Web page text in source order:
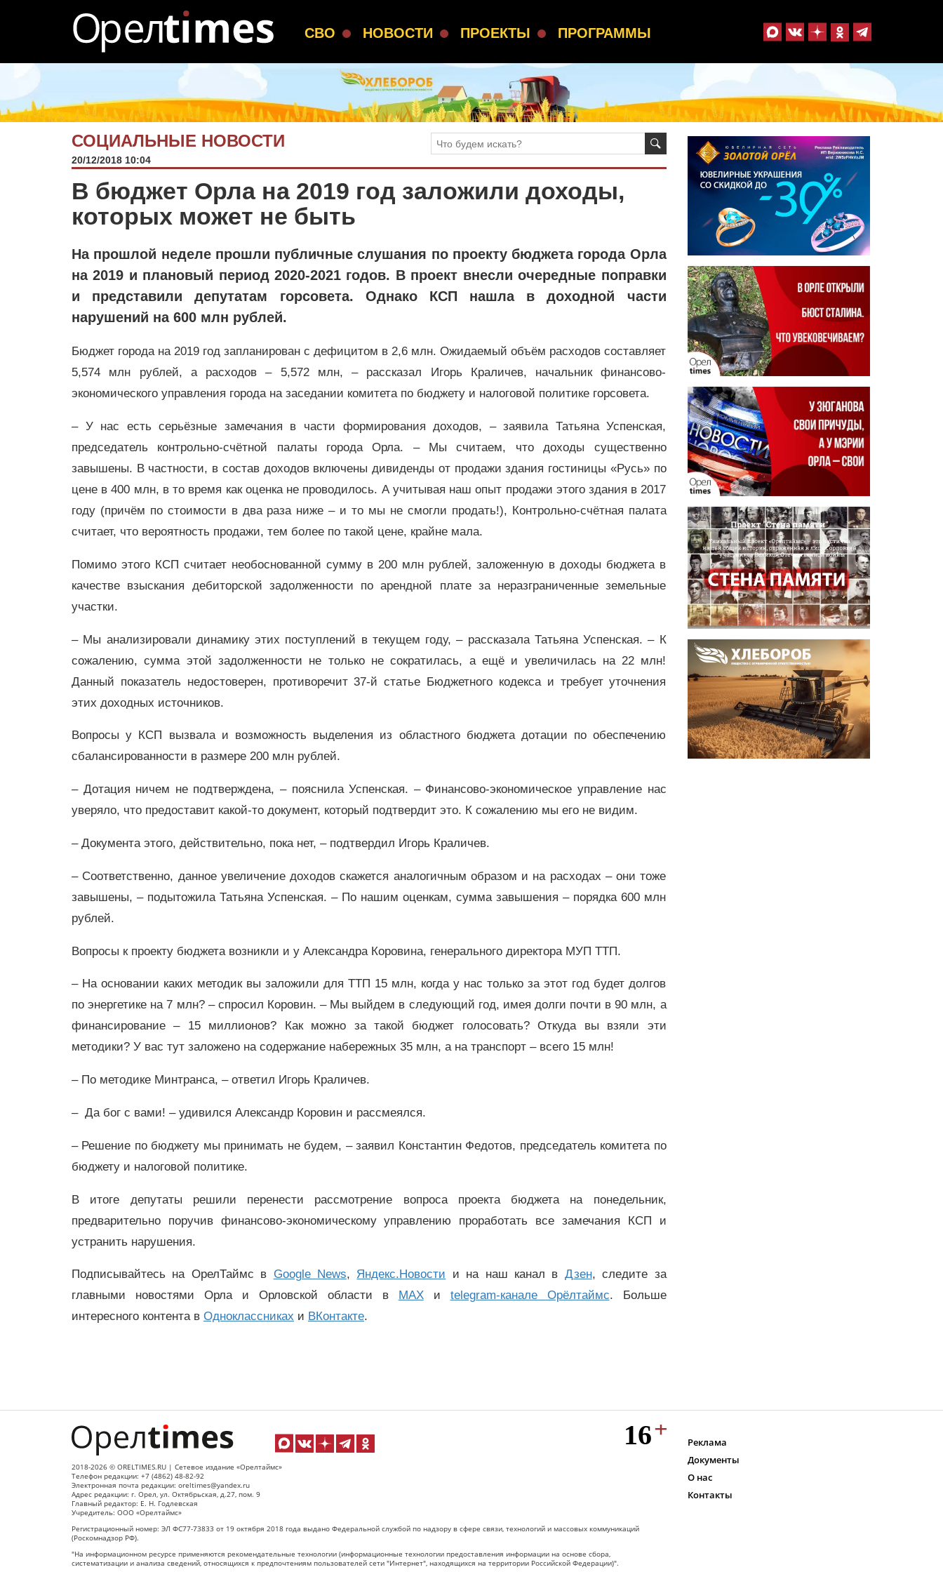
СВО НОВОСТИ ПРОЕКТЫ ПРОГРАММЫ
СОЦИАЛЬНЫЕ НОВОСТИ
20/12/2018 10:04
В бюджет Орла на 2019 год заложили доходы,
которых может не быть
На прошлой неделе прошли публичные слушания по проекту бюджета города Орла
на 2019 и плановый период 2020-2021 годов. В проект внесли очередные поправки
и представили депутатам горсовета. Однако КСП нашла в доходной части
нарушений на 600 млн рублей.
Бюджет города на 2019 год запланирован с дефицитом в 2,6 млн. Ожидаемый объём расходов составляет
5,574 млн рублей, а расходов – 5,572 млн, – рассказал Игорь Краличев, начальник финансово-
экономического управления города на заседании комитета по бюджету и налоговой политике горсовета.
– У нас есть серьёзные замечания в части формирования доходов, – заявила Татьяна Успенская,
председатель контрольно-счётной палаты города Орла. – Мы считаем, что доходы существенно
завышены. В частности, в состав доходов включены дивиденды от продажи здания гостиницы «Русь» по
цене в 400 млн, в то время как оценка не проводилось. А учитывая наш опыт продажи этого здания в 2017
году (причём по стоимости в два раза ниже – и то мы не смогли продать!), Контрольно-счётная палата
считает, что вероятность продажи, тем более по такой цене, крайне мала.
Помимо этого КСП считает необоснованной сумму в 200 млн рублей, заложенную в доходы бюджета в
качестве взыскания дебиторской задолженности по арендной плате за неразграниченные земельные
участки.
– Мы анализировали динамику этих поступлений в текущем году, – рассказала Татьяна Успенская. – К
сожалению, сумма этой задолженности не только не сократилась, а ещё и увеличилась на 22 млн!
Данный показатель недостоверен, противоречит 37-й статье Бюджетного кодекса и требует уточнения
этих доходных источников.
Вопросы у КСП вызвала и возможность выделения из областного бюджета дотации по обеспечению
сбалансированности в размере 200 млн рублей.
– Дотация ничем не подтверждена, – пояснила Успенская. – Финансово-экономическое управление нас
уверяло, что предоставит какой-то документ, который подтвердит это. К сожалению мы его не видим.
– Документа этого, действительно, пока нет, – подтвердил Игорь Краличев.
– Соответственно, данное увеличение доходов скажется аналогичным образом и на расходах – они тоже
завышены, – подытожила Татьяна Успенская. – По нашим оценкам, сумма завышения – порядка 600 млн
рублей.
Вопросы к проекту бюджета возникли и у Александра Коровина, генерального директора МУП ТТП.
– На основании каких методик вы заложили для ТТП 15 млн, когда у нас только за этот год будет долгов
по энергетике на 7 млн? – спросил Коровин. – Мы выйдем в следующий год, имея долги почти в 90 млн, а
финансирование – 15 миллионов? Как можно за такой бюджет голосовать? Откуда вы взяли эти
методики? У вас тут заложено на содержание набережных 35 млн, а на транспорт – всего 15 млн!
– По методике Минтранса, – ответил Игорь Краличев.
– Да бог с вами! – удивился Александр Коровин и рассмеялся.
– Решение по бюджету мы принимать не будем, – заявил Константин Федотов, председатель комитета по
бюджету и налоговой политике.
В итоге депутаты решили перенести рассмотрение вопроса проекта бюджета на понедельник,
предварительно поручив финансово-экономическому управлению проработать все замечания КСП и
устранить нарушения.
Подписывайтесь на ОрелТаймс в Google News, Яндекс.Новости и на наш канал в Дзен, следите за
главными новостями Орла и Орловской области в
MAXи telegram-канале Орёлтаймс. Больше
интересного контента в Одноклассниках и ВКонтакте.
2018-2026 © ORELTIMES.RU | Сетевое издание «Орелтаймс»
Телефон редакции: +7 (4862) 48-82-92
Электронная почта редакции: oreltimes@yandex.ru
Адрес редакции: г. Орел, ул. Октябрьская, д.27, пом. 9
Главный редактор: Е. Н. Годлевская
Учредитель: ООО «Орелтаймс»
Регистрационный номер: ЭЛ ФС77-73833 от 19 октября 2018 года выдано Федеральной службой по надзору в сфере связи, технологий и массовых коммуникаций
(Роскомнадзор РФ).
"На информационном ресурсе применяются рекомендательные технологии (информационные технологии предоставления информации на основе сбора,
систематизации и анализа сведений, относящихся к предпочтениям пользователей сети "Интернет", находящихся на территории Российской Федерации)".
Реклама
Документы
О нас
Контакты